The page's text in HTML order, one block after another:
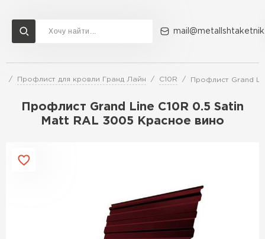
Профлист для кровли Гранд Лайн C10R Профлист Grand
Профлист Grand Line C10R 0.5 Satin
Matt RAL 3005 Красное вино
Доставка и оплата Акции О компании Контакты
Перейти в каталог